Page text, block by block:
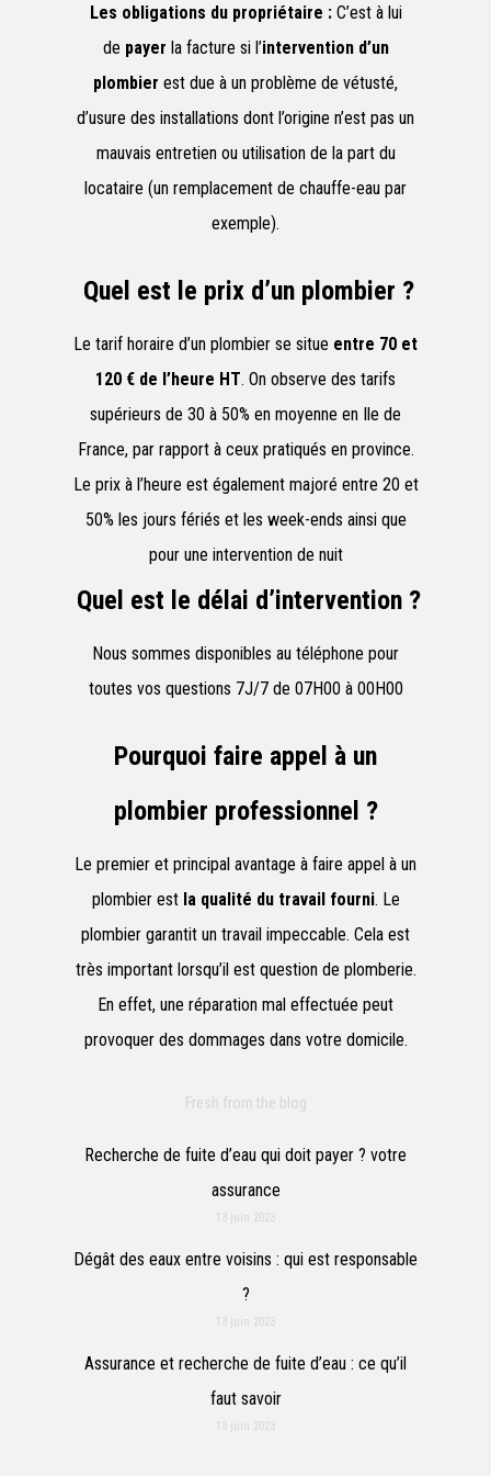
Les obligations du propriétaire :C’est à lui
de payer la facture si l’intervention d’un
plombier est due à un problème de vétusté,
d’usure des installations dont l’origine n’est pas un
mauvais entretien ou utilisation de la part du
locataire (un remplacement de chauffe-eau par
exemple).
Quel est le prix d’un plombier ?
Le tarif horaire d’un plombier se situe entre 70 et
120 € de l’heure HT. On observe des tarifs
supérieurs de 30 à 50% en moyenne en Ile de
France, par rapport à ceux pratiqués en province.
Le prix à l’heure est également majoré entre 20 et
50% les jours fériés et les week-ends ainsi que
pour une intervention de nuit
Quel est le délai d’intervention ?
Nous sommes disponibles au téléphone pour
toutes vos questions 7J/7 de 07H00 à 00H00
Pourquoi faire appel à un
plombier professionnel ?
Le premier et principal avantage à faire appel à un
plombier est la qualité du travail fourni. Le
plombier garantit un travail impeccable. Cela est
très important lorsqu’il est question de plomberie.
En effet, une réparation mal effectuée peut
provoquer des dommages dans votre domicile.
Fresh from the blog
Recherche de fuite d’eau qui doit payer ? votre
assurance
13 juin 2023
Dégât des eaux entre voisins : qui est responsable
?
13 juin 2023
Assurance et recherche de fuite d’eau : ce qu’il
faut savoir
13 juin 2023